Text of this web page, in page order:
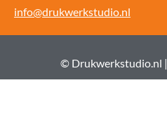
info@drukwerkstudio.nl
© Drukwerkstudio.nl |